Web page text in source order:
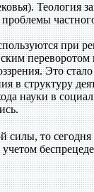
Теология
при
переворотом
Это
в структуру
науки в
силы, то